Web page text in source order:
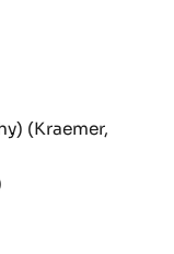
(Kraemer,